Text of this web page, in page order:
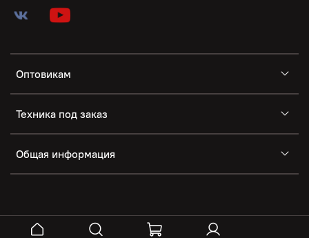
Оптовикам
Техника под заказ
Общая информация